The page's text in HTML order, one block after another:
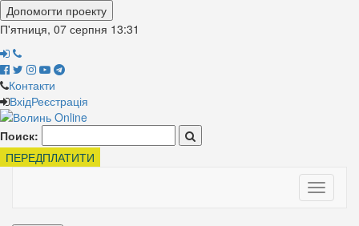
Допомогти проекту
П'ятниця, 07 серпня 13:31
Контакти
ВхідРеєстрація
Поиск:
ПЕРЕДПЛАТИТИ
Toggle